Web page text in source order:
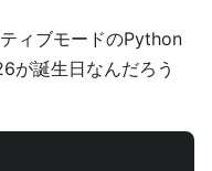
ィブモードのPython
が誕生日なんだろう